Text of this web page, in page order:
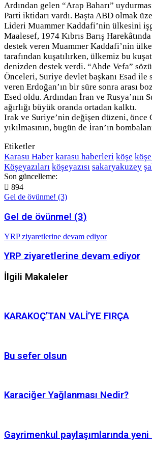
Ardından gelen “Arap Baharı”
Parti iktidarı vardı. Başta ABD olmak
Lideri Muammer Kaddafi’nin ülkesini
Maalesef, 1974 Kıbrıs Barış
destek veren Muammer Kaddafi’nin
tarafından kuşatılırken, ülkemiz bu
denizden destek verdi. “Ahde Vefa”
Önceleri, Suriye devlet başkanı Esad
veren Erdoğan’ın bir süre sonra arası
Esed oldu. Ardından İran ve Rusya’nın
ağırlığı büyük oranda ortadan kalktı.
Irak ve Suriye’nin değişen düzeni, önce
yıkılmasının, bugün de İran’ın
Etiketler
Karasu Haber karasu haberleri köşe
Köşeyazıları köşeyazısı sakaryakuzey
Son güncelleme:
894
Gel de övünme! (3)
Gel de övünme! (3)
YRP ziyaretlerine devam ediyor
YRP ziyaretlerine devam ediyor
İlgili Makaleler
KARAKOÇ’TAN VALİ’YE FIRÇA
Bu sefer olsun
Karaciğer Yağlanması Nedir?
Gayrimenkul paylaşımlarında